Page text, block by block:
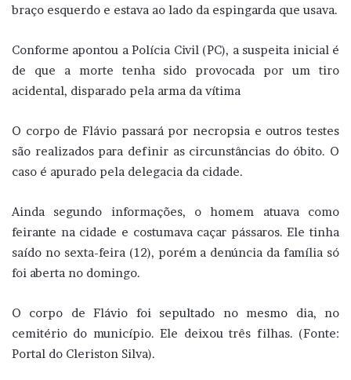
braço esquerdo e estava ao lado da espingarda que usava.
Conforme apontou a Polícia Civil (PC), a suspeita inicial é
de que a morte tenha sido provocada por um tiro
acidental, disparado pela arma da vítima
O corpo de Flávio passará por necropsia e outros testes
são realizados para definir as circunstâncias do óbito. O
caso é apurado pela delegacia da cidade.
Ainda segundo informações, o homem atuava como
feirante na cidade e costumava caçar pássaros. Ele tinha
saído no sexta-feira (12), porém a denúncia da família só
foi aberta no domingo.
O corpo de Flávio foi sepultado no mesmo dia, no
cemitério do município. Ele deixou três filhas. (Fonte:
Portal do Cleriston Silva).